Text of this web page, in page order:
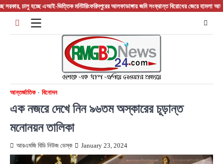
Skipহচ্ছে এআই-ভিত্তিক মনিটরিংফরিদপুরের আলফাডাঙ্গায় জমি সংক্রান্ত বিরোধের জেরে হামলা আহত তিন
আন্তর্জাতিক বিনোদন
এক নজরে দেখে নিন ৯৬তম অস্কারের চূড়ান্ত
মনোনয়ন তালিকা
আরএমজি বিডি নিউজ ডেস্ক January 23, 2024